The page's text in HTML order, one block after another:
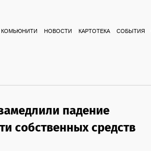
КОМЬЮНИТИ НОВОСТИ КАРТОТЕКА СОБЫТИЯ
падение
собственных средств